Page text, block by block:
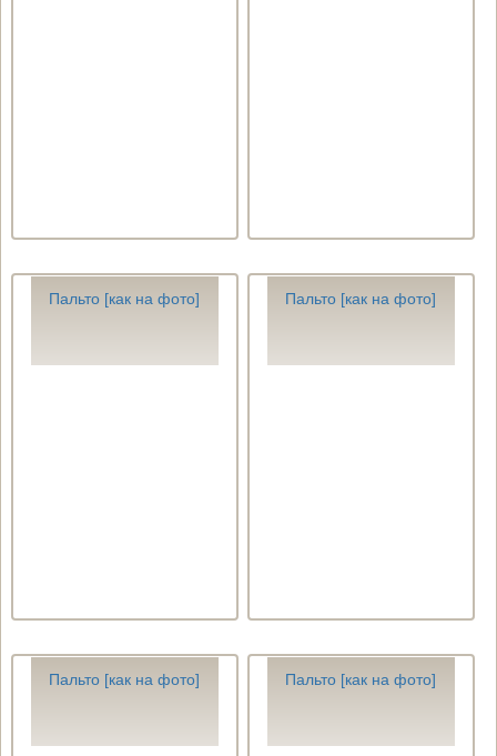
Пальто [как на фото] Пальто [как на фото]
Пальто [как на фото] Пальто [как на фото]